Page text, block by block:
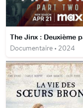
The Jinx : Deuxième
Documentaire • 2024